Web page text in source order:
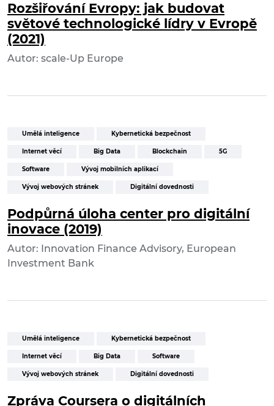
Rozšiřování Evropy: jak budovat
světové technologické lídry v Evropě
(2021)
Autor: scale-Up Europe
Umělá inteligence Kybernetická bezpečnost
Internet věcí Big Data Blockchain 5G
Software Vývoj mobilních aplikací
Vývoj webových stránek Digitální dovednosti
Podpůrná úloha center pro digitální
inovace (2019)
Autor: Innovation Finance Advisory, European
Investment Bank
Umělá inteligence Kybernetická bezpečnost
Internet věcí Big Data Software
Vývoj webových stránek Digitální dovednosti
Zpráva Coursera o digitálních